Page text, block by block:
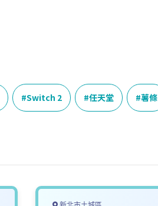
Switch 2 任天堂 薯條